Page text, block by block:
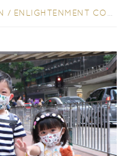
/ ENLIGHTENMENT CORNER